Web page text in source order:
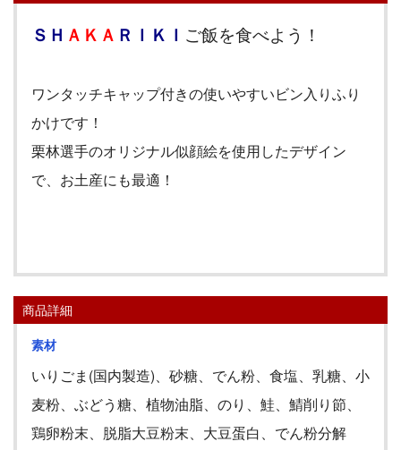
ＳＨ ＡＫＡ ＲＩＫＩ ご飯を食べよう！
ワンタッチキャップ付きの使いやすいビン入りふり
かけです ！
栗林選手のオリジナル似顔絵を使用したデザイン
で、お土産にも最適！
商品詳細
素材
いりごま(国内製造)、砂糖、でん粉、食塩、乳糖、小
麦粉、ぶどう糖、植物油脂、のり、鮭、鯖削り節、
鶏卵粉末、脱脂大豆粉末、大豆蛋白、でん粉分解